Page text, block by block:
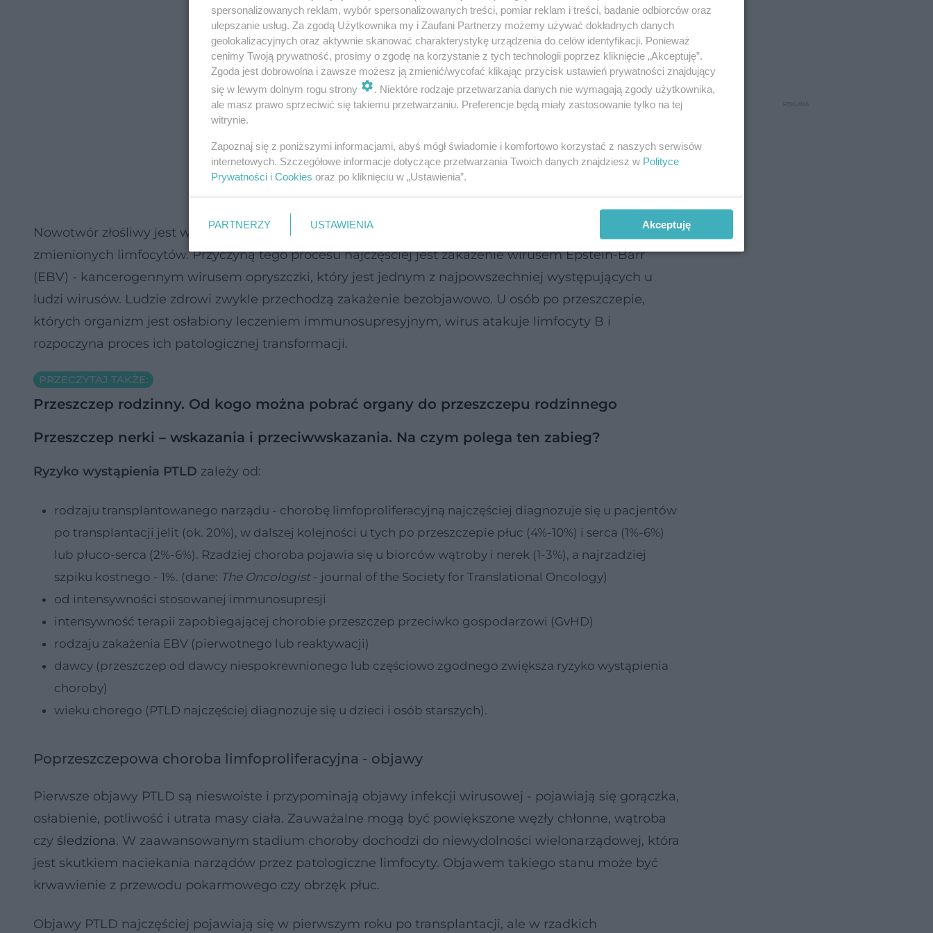
Nowotwór złośliwy jest wynikiem gwałtownego i niekontrolowanego namnażania się patologicznie
zmienionych limfocytów. Przyczyną tego procesu najczęściej jest zakażenie wirusem Epstein-Barr
(EBV) - kancerogennym wirusem opryszczki, który jest jednym z najpowszechniej występujących u
ludzi wirusów. Ludzie zdrowi zwykle przechodzą zakażenie bezobjawowo. U osób po przeszczepie,
których organizm jest osłabiony leczeniem immunosupresyjnym, wirus atakuje limfocyty B i
rozpoczyna proces ich patologicznej transformacji.
PRZECZYTAJ TAKŻE:
Przeszczep rodzinny. Od kogo można pobrać organy do przeszczepu rodzinnego
Przeszczep nerki – wskazania i przeciwwskazania. Na czym polega ten zabieg?
Ryzyko wystąpienia PTLD zależy od:
rodzaju transplantowanego narządu - chorobę limfoproliferacyjną najczęściej diagnozuje się u pacjentów
po transplantacji jelit (ok. 20%), w dalszej kolejności u tych po przeszczepie płuc (4%-10%) i serca (1%-6%)
lub płuco-serca (2%-6%). Rzadziej choroba pojawia się u biorców wątroby i nerek (1-3%), a najrzadziej
szpiku kostnego - 1%. (dane: The Oncologist- journal of the Society for Translational Oncology)
od intensywności stosowanej immunosupresji
intensywność terapii zapobiegającej chorobie przeszczep przeciwko gospodarzowi (GvHD)
rodzaju zakażenia EBV (pierwotnego lub reaktywacji)
dawcy (przeszczep od dawcy niespokrewnionego lub częściowo zgodnego zwiększa ryzyko wystąpienia
choroby)
wieku chorego (PTLD najczęściej diagnozuje się u dzieci i osób starszych).
Poprzeszczepowa choroba limfoproliferacyjna - objawy
Pierwsze objawy PTLD są nieswoiste i przypominają objawy infekcji wirusowej - pojawiają się gorączka,
osłabienie, potliwość i utrata masy ciała. Zauważalne mogą być powiększone węzły chłonne, wątroba
czy śledziona. W zaawansowanym stadium choroby dochodzi do niewydolności wielonarządowej, która
jest skutkiem naciekania narządów przez patologiczne limfocyty. Objawem takiego stanu może być
krwawienie z przewodu pokarmowego czy obrzęk płuc.
Objawy PTLD najczęściej pojawiają się w pierwszym roku po transplantacji, ale w rzadkich
spersonalizowanych reklam, wybór spersonalizowanych treści, pomiar reklam i treści, badanie odbiorców oraz
ulepszanie usług. Za zgodą Użytkownika my i Zaufani Partnerzy możemy używać dokładnych danych
geolokalizacyjnych oraz aktywnie skanować charakterystykę urządzenia do celów identyfikacji. Ponieważ
cenimy Twoją prywatność, prosimy o zgodę na korzystanie z tych technologii poprzez kliknięcie „Akceptuję”.
Zgoda jest dobrowolna i zawsze możesz ją zmienić/wycofać klikając przycisk ustawień prywatności znajdujący
się w lewym dolnym rogu strony
. Niektóre rodzaje przetwarzania danych nie wymagają zgody użytkownika,
ale masz prawo sprzeciwić się takiemu przetwarzaniu. Preferencje będą miały zastosowanie tylko na tej
witrynie.
Zapoznaj się z poniższymi informacjami, abyś mógł świadomie i komfortowo korzystać z naszych serwisów
internetowych. Szczegółowe informacje dotyczące przetwarzania Twoich danych znajdziesz w Polityce
Prywatności i Cookies oraz po kliknięciu w „Ustawienia”.
PARTNERZY USTAWIENIA Akceptuję